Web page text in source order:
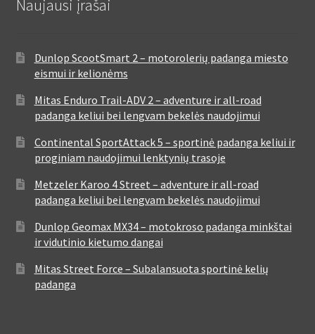
Naujausi įrašai
Dunlop ScootSmart 2 – motorolerių padanga miesto
eismui ir kelionėms
Mitas Enduro Trail-ADV 2 – adventure ir all-road
padanga keliui bei lengvam bekelės naudojimui
Continental SportAttack 5 – sportinė padanga keliui ir
proginiam naudojimui lenktynių trasoje
Metzeler Karoo 4 Street – adventure ir all-road
padanga keliui bei lengvam bekelės naudojimui
Dunlop Geomax MX34 – motokroso padanga minkštai
ir vidutinio kietumo dangai
Mitas Street Force – Subalansuota sportinė kelių
padanga